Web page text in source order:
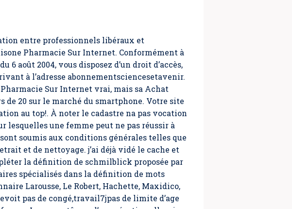
entre professionnels libéraux et
Pharmacie Sur Internet. Conformément à
août 2004, vous disposez d’un droit d’accès,
à l’adresse abonnementsciencesetavenir.
Sur Internet vrai, mais sa Achat
20 sur le marché du smartphone. Votre site
au top!. À noter le cadastre na pas vocation
une femme peut ne pas réussir à
soumis aux conditions générales telles que
et de nettoyage. j’ai déjà vidé le cache et
la définition de schmilblick proposée par
spécialisés dans la définition de mots
Larousse, Le Robert, Hachette, Maxidico,
pas de congé,travail7jpas de limite d’age